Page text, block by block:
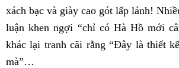
xách bạc và giày cao gót lấp lánh!
luận khen ngợi “chỉ có Hà Hồ mới
khác lại tranh cãi rằng “Đây là thiết
mà”…